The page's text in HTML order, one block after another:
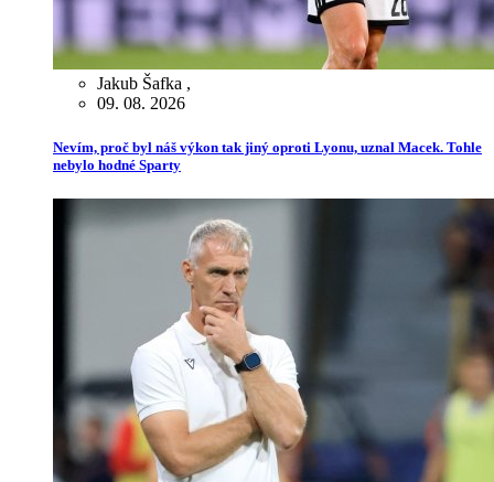
Jakub Šafka ,
09. 08. 2026
Nevím, proč byl náš výkon tak jiný oproti Lyonu, uznal Macek. Tohle
nebylo hodné Sparty